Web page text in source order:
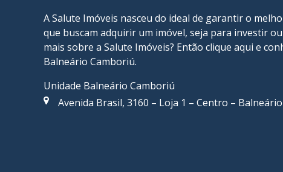
A Salute Imóveis nasceu do ideal de garantir o
que buscam adquirir um imóvel, seja para investir
mais sobre a Salute Imóveis? Então clique aqui e
Balneário Camboriú.
Unidade Balneário Camboriú
Avenida Brasil, 3160 – Loja 1 – Centro –